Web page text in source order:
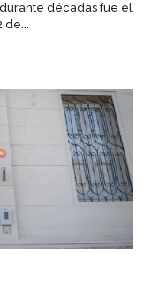
décadas fue el
de...